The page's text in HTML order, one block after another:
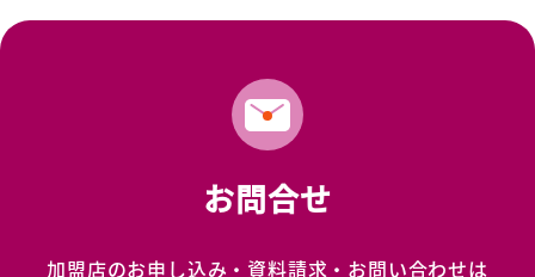
お問合せ
加盟店のお申し込み・資料請求・お問い合わせは